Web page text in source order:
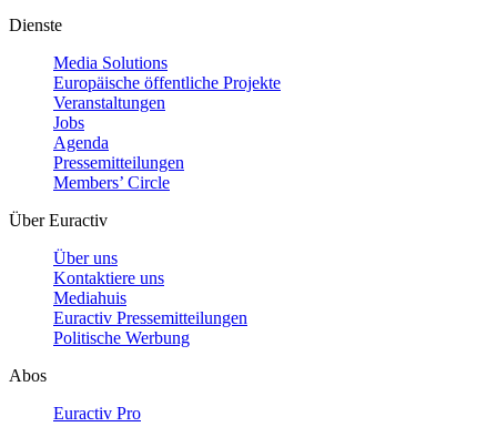
Dienste
Media Solutions
Europäische öffentliche Projekte
Veranstaltungen
Jobs
Agenda
Pressemitteilungen
Members’ Circle
Über Euractiv
Über uns
Kontaktiere uns
Mediahuis
Euractiv Pressemitteilungen
Politische Werbung
Abos
Euractiv Pro